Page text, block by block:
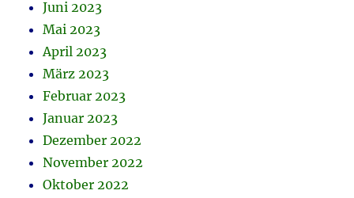
Juni 2023
Mai 2023
April 2023
März 2023
Februar 2023
Januar 2023
Dezember 2022
November 2022
Oktober 2022